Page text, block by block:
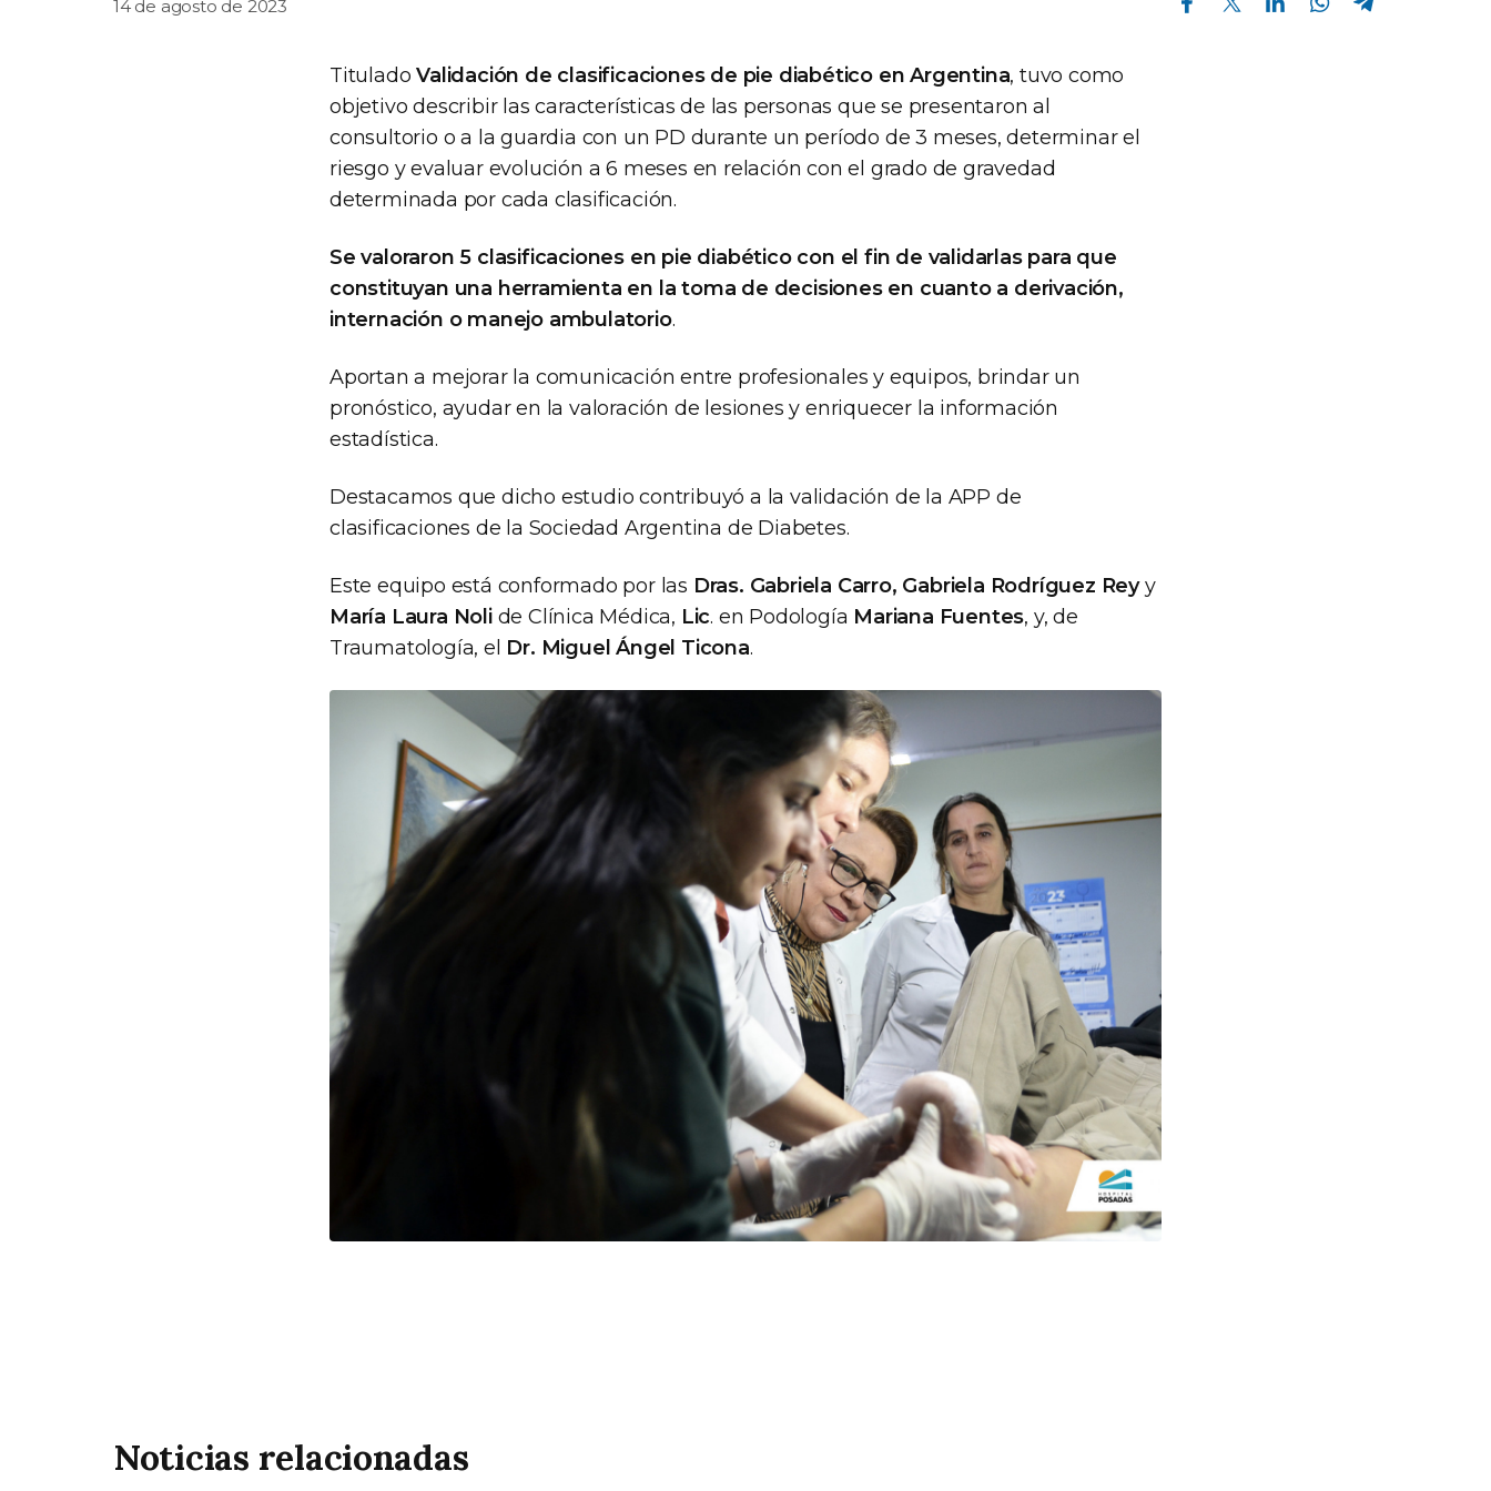
14 de agosto de 2023
TituladoValidación de clasificaciones de pie diabético en Argentina, tuvo como
objetivo describir las características de las personas que se presentaron al
consultorio o a la guardia con un PD durante un período de 3 meses, determinar el
riesgo y evaluar evolución a 6 meses en relación con el grado de gravedad
determinada por cada clasificación.
Se valoraron 5 clasificaciones en pie diabético con el fin de validarlas para que
constituyan una herramienta en la toma de decisiones en cuanto a derivación,
internación o manejo ambulatorio.
Aportan a mejorar la comunicación entre profesionales y equipos, brindar un
pronóstico, ayudar en la valoración de lesiones y enriquecer la información
estadística.
Destacamos que dicho estudio contribuyó a la validación de la APP de
clasificaciones de la Sociedad Argentina de Diabetes.
Este equipo está conformado por las Dras. Gabriela Carro, Gabriela Rodríguez Reyy
María Laura Nolide Clínica Médica, Lic. en Podología Mariana Fuentes, y, de
Traumatología, el Dr. Miguel Ángel Ticona.
Noticias relacionadas